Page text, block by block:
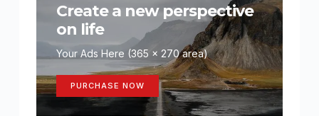
Create a new perspective
on life
Your Ads Here (365 x 270 area)
PURCHASE NOW